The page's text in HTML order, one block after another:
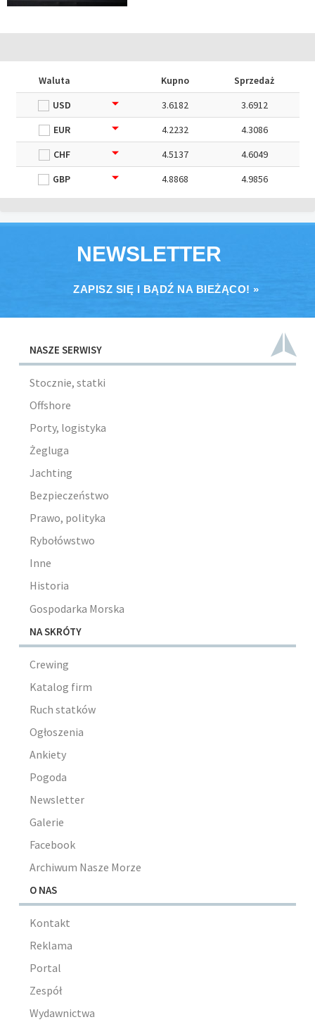
Waluta Kupno
Sprzedaż
USD
3.6182
3.6912
EUR
4.2232
4.3086
CHF
4.5137
4.6049
GBP
4.8868 4.9856
NEWSLETTER
ZAPISZ SIĘ I BĄDŹ NA BIEŻĄCO! »
NASZE SERWISY
Stocznie, statki
Offshore
Porty, logistyka
Żegluga
Jachting
Bezpieczeństwo
Prawo, polityka
Rybołówstwo
Inne
Historia
Gospodarka Morska
NA SKRÓTY
Crewing
Katalog firm
Ruch statków
Ogłoszenia
Ankiety
Pogoda
Newsletter
Galerie
Facebook
Archiwum Nasze Morze
O NAS
Kontakt
Reklama
Portal
Zespół
Wydawnictwa